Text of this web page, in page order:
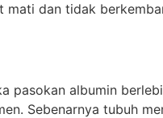
mati dan tidak
pasokan albumin
Sebenarnya tubuh